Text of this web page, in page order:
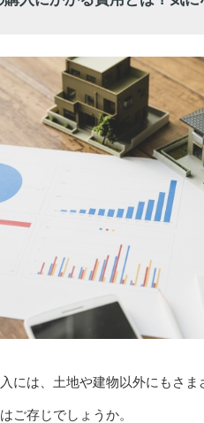
には、土地や建物以外にもさま
ご存じでしょうか。